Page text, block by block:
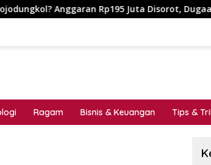
Juta Disorot, Dugaan Konflik Kepentingan
Ragam Bisnis & Keuangan Tips &